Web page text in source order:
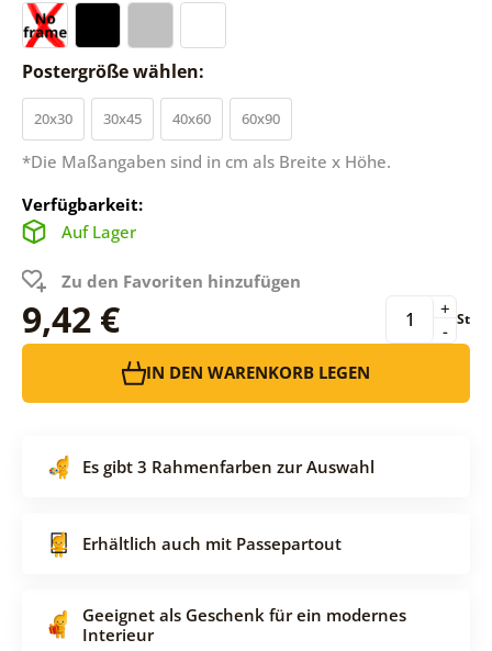
Postergröße wählen:
20x30 30x45 40x60 60x90
*Die Maßangaben sind in cm als Breite x Höhe.
Verfügbarkeit:
Auf Lager
Zu den Favoriten hinzufügen
9,42 € -
+ St
IN DEN WARENKORB LEGEN
Es gibt 3 Rahmenfarben zur Auswahl
Erhältlich auch mit Passepartout
Geeignet als Geschenk für ein modernes
Interieur